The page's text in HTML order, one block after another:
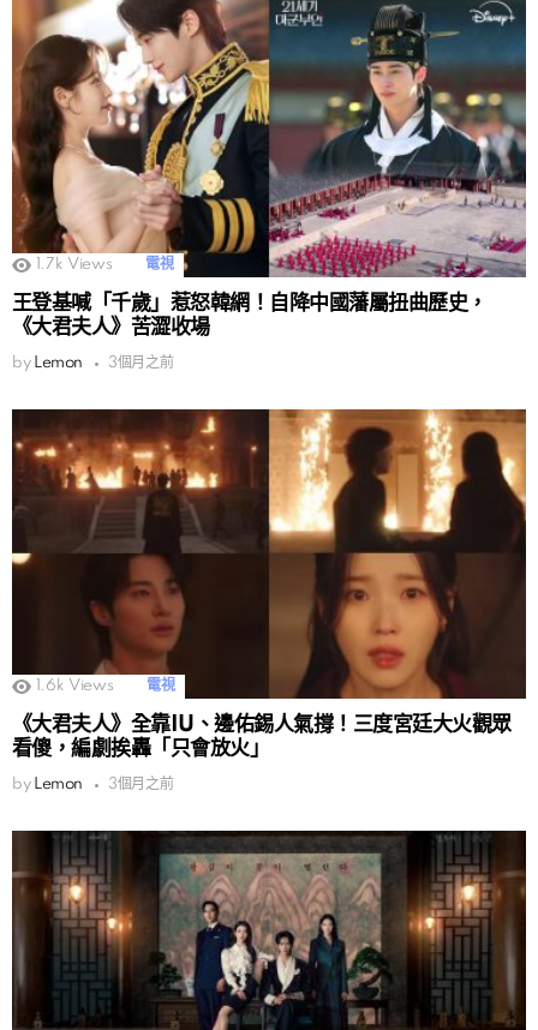
1.7k Views 電視
王登基喊「千歲」惹怒韓網！自降中國藩屬扭曲歷史，
《大君夫人》苦澀收場
by Lemon 3個月之前
1.6k Views 電視
《大君夫人》全靠IU、邊佑錫人氣撐！三度宮廷大火觀眾
看傻，編劇挨轟「只會放火」
by Lemon 3個月之前